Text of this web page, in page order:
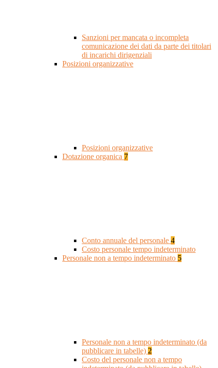
Sanzioni per mancata o incompleta
comunicazione dei dati da parte dei titolari
di incarichi dirigenziali
Posizioni organizzative
Posizioni organizzative
Dotazione organica 7
Conto annuale del personale 4
Costo personale tempo indeterminato
Personale non a tempo indeterminato 5
Personale non a tempo indeterminato (da
pubblicare in tabelle) 2
Costo del personale non a tempo